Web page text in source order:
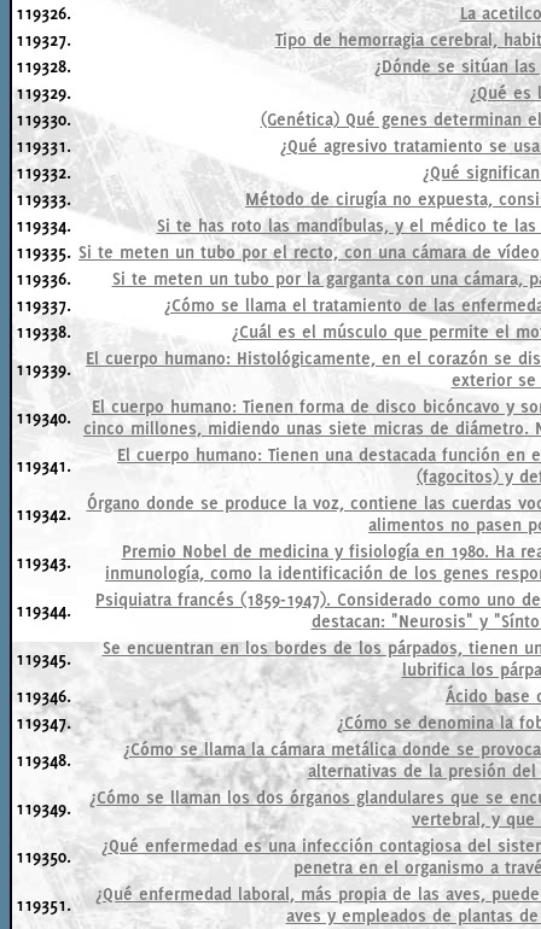
119326.
La
119327.
Tipo de hemorragia cerebral,
119328.
¿Dónde se sitúan
119329.
¿Qué es
119330.
(Genética) Qué genes determinan
119331.
¿Qué agresivo tratamiento se
119332.
¿Qué
119333.
Método de cirugía no expuesta,
119334.
Si te has roto las mandíbulas, y el médico te
119335. Si te meten un tubo por el recto, con una cámara de
119336.
Si te meten un tubo por la garganta con una cámara,
119337.
¿Cómo se llama el tratamiento de las
119338.
¿Cuál es el músculo que permite el
119339.
El cuerpo humano: Histológicamente, en el corazón se
exterior se
119340.
El cuerpo humano: Tienen forma de disco bicóncavo y
cinco millones, midiendo unas siete micras de
119341.
El cuerpo humano: Tienen una destacada función
(fagocitos) y
119342.
Órgano donde se produce la voz, contiene las cuerdas
alimentos no pasen
119343.
Premio Nobel de medicina y fisiología en 1980. Ha
inmunología, como la identificación de los genes
119344.
Psiquiatra francés (1859-1947). Considerado como uno
destacan: "Neurosis" y
119345.
Se encuentran en los bordes de los párpados, tienen
lubrifica los
119346.
Ácido base
119347.
¿Cómo se denomina la
119348.
¿Cómo se llama la cámara metálica donde se
alternativas de la presión del
119349.
¿Cómo se llaman los dos órganos glandulares que se
vertebral, y que
119350.
¿Qué enfermedad es una infección contagiosa del
penetra en el organismo a
119351.
¿Qué enfermedad laboral, más propia de las aves,
aves y empleados de plantas